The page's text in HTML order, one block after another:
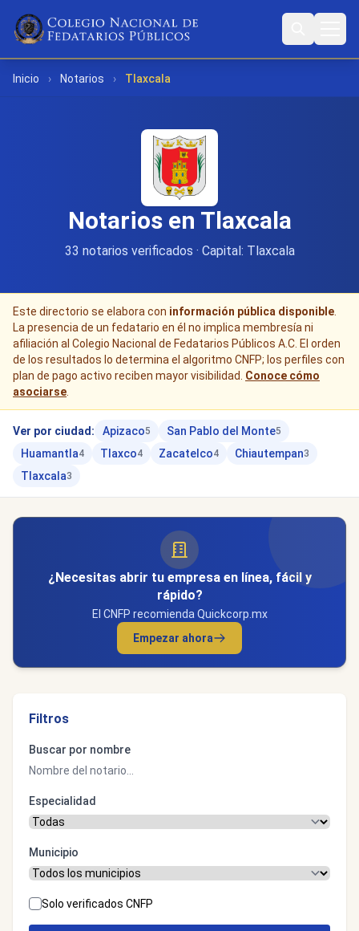
Inicio › Notarios › Tlaxcala
Notarios en Tlaxcala
33 notarios verificados · Capital: Tlaxcala
Este directorio se elabora con información pública disponible
La presencia de un fedatario en él no implica membresía ni
afiliación al Colegio Nacional de Fedatarios Públicos A.C. El orden
de los resultados lo determina el algoritmo CNFP; los perfiles con
plan de pago activo reciben mayor visibilidad. Conoce cómo
asociarse
Ver por ciudad: Apizaco5 San Pablo del Monte5
Huamantla4 Tlaxco4 Zacatelco4 Chiautempan3
Tlaxcala3
¿Necesitas abrir tu empresa en línea, fácil y
rápido?
El CNFP recomienda Quickcorp.mx
Empezar ahora
Filtros
Buscar por nombre
Especialidad
Municipio
Solo verificados CNFP